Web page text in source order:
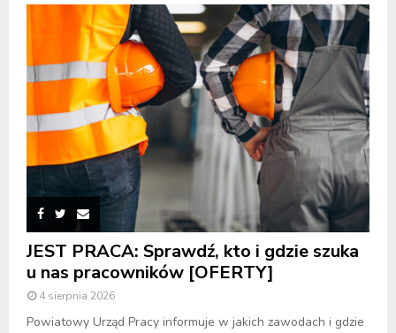
JEST PRACA: Sprawdź, kto i gdzie szuka
u nas pracowników [OFERTY]
4 sierpnia 2026
Powiatowy Urząd Pracy informuje w jakich zawodach i gdzie